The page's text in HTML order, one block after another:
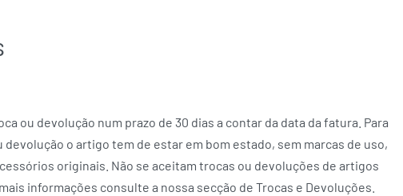
ou devolução num prazo de 30 dias a contar da data da fatura. Para
o artigo tem de estar em bom estado, sem marcas de uso,
originais. Não se aceitam trocas ou devoluções de artigos
informações consulte a nossa secção de Trocas e Devoluções.